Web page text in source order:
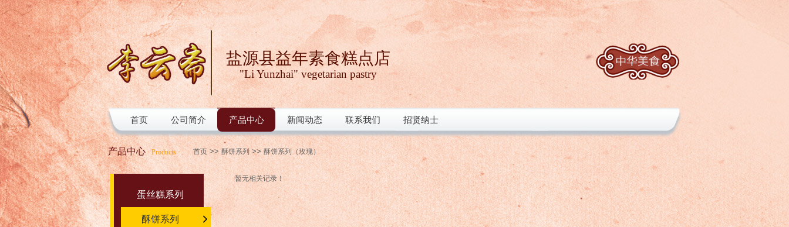
首页 公司简介 产品中心 新闻动态 联系我们 招贤纳士
盐源县益年素食糕点店
"Li Yunzhai" vegetarian pastry
首页 公司简介 产品中心 新闻动态 联系我们 招贤纳士
产品中心 · Products · 首页 >> 酥饼系列 >> 酥饼系列（玫瑰）
蛋丝糕系列
酥饼系列
暂无相关记录！